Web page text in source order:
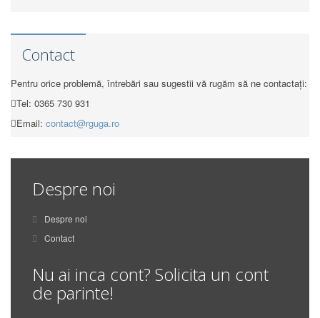
Contact
Pentru orice problemă, întrebări sau sugestii vă rugăm să ne contactați:
Tel: 0365 730 931
Email: contact@rguga.ro
Despre noi
Despre noi
Contact
Nu ai inca cont? Solicita un cont
de parinte!